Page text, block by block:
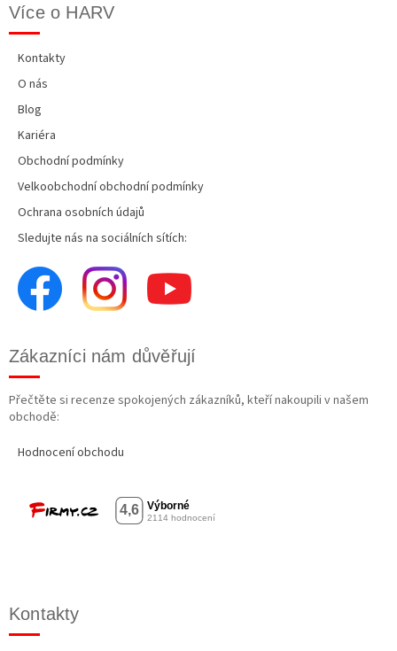
Více o HARV
Kontakty
O nás
Blog
Kariéra
Obchodní podmínky
Velkoobchodní obchodní podmínky
Ochrana osobních údajů
Sledujte nás na sociálních sítích:
Zákazníci nám důvěřují
Přečtěte si recenze spokojených zákazníků, kteří nakoupili v našem
obchodě:
Hodnocení obchodu
Kontakty